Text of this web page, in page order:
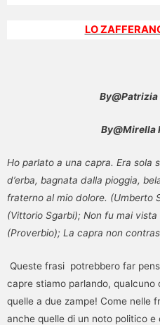
LO
By@Mirella
Ho parlato a una capra. Era sola
d’erba, bagnata dalla pioggia,
fraterno al mio dolore. (Umberto
(Vittorio Sgarbi); Non fu mai
(Proverbio); La capra non
Queste frasi potrebbero far
capre stiamo parlando,
quelle a due zampe! Come nelle
anche quelle di un noto politico e